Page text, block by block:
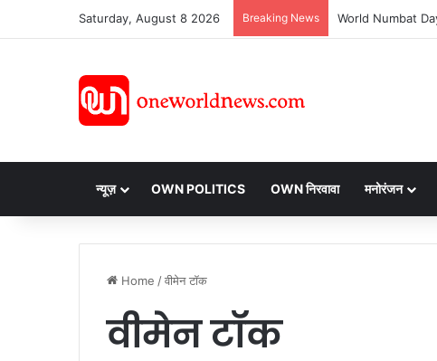
Saturday, August 8 2026 Breaking News
न्यूज़ OWN POLITICS OWN निरवावा मनोरंजन
Home /वीमेन टॉक
वीमेन टॉक